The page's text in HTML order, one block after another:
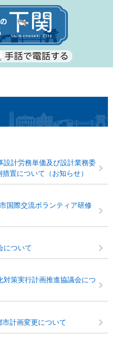
設計労務単価及び設計業務委
置について（お知らせ）
国際交流ボランティア研修
について
策実行計画推進協議会につ
計画変更について